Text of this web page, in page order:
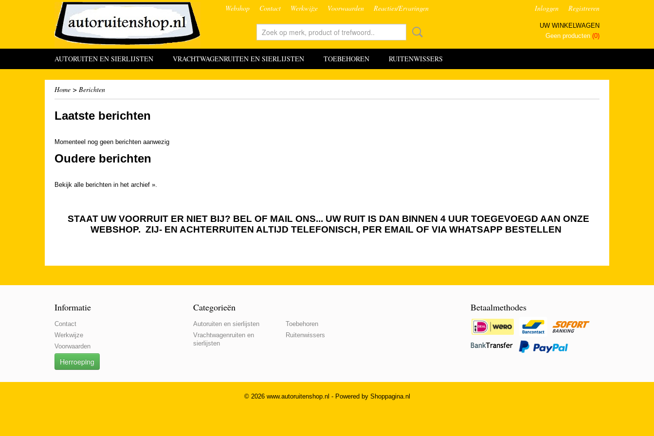
Webshop Contact Werkwijze Voorwaarden Reacties/Ervaringen Inloggen Registreren
UW WINKELWAGEN
Geen producten (0)
AUTORUITEN EN SIERLIJSTEN VRACHTWAGENRUITEN EN SIERLIJSTEN TOEBEHOREN RUITENWISSERS
Home > Berichten
Laatste berichten
Momenteel nog geen berichten aanwezig
Oudere berichten
Bekijk alle berichten in het archief ».
STAAT UW VOORRUIT ER NIET BIJ? BEL OF MAIL ONS... UW RUIT IS DAN BINNEN 4 UUR TOEGEVOEGD AAN ONZE
WEBSHOP. ZIJ- EN ACHTERRUITEN ALTIJD TELEFONISCH, PER EMAIL OF VIA WHATSAPP BESTELLEN
Informatie
Contact
Werkwijze
Voorwaarden
Herroeping
Categorieën
Autoruiten en sierlijsten
Vrachtwagenruiten en
sierlijsten
Toebehoren
Ruitenwissers
Betaalmethodes
© 2026 www.autoruitenshop.nl - Powered by Shoppagina.nl